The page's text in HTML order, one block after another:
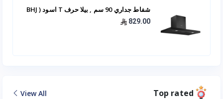
شفاط جداري 90 سم , بيلا حرف T اسود ( BHJ
22 90 -BL )
829.00
Top rated
View All